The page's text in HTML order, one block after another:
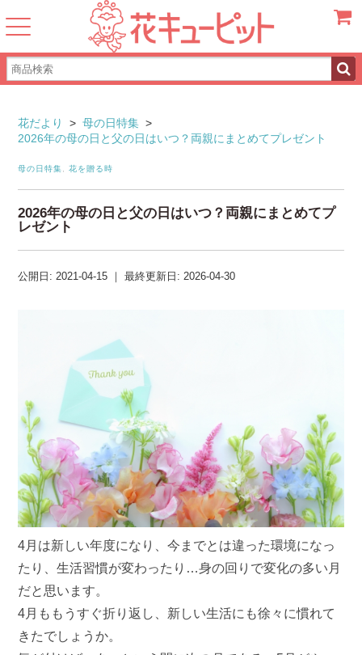
花だより > 母の日特集 >
2026年の母の日と父の日はいつ？両親にまとめてプレゼント
母の日特集 ,花を贈る時
2026年の母の日と父の日はいつ？両親にまとめてプ
レゼント
公開日:2021-04-15 ｜最終更新日:2026-04-30
4月は新しい年度になり、今までとは違った環境になっ
たり、生活習慣が変わったり…身の回りで変化の多い月
だと思います。
4月ももうすぐ折り返し、新しい生活にも徐々に慣れて
きたでしょうか。